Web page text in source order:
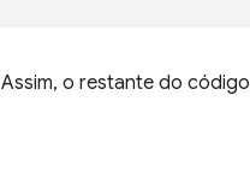
o restante do código